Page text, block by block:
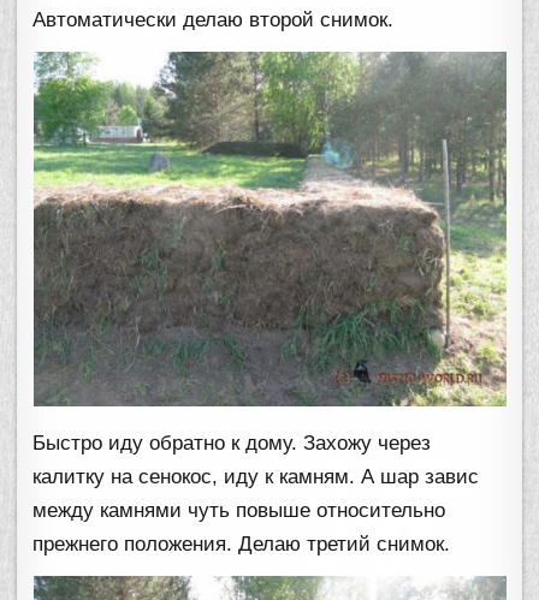
Автоматически делаю второй снимок.
Быстро иду обратно к дому. Захожу через
калитку на сенокос, иду к камням. А шар завис
между камнями чуть повыше относительно
прежнего положения. Делаю третий снимок.